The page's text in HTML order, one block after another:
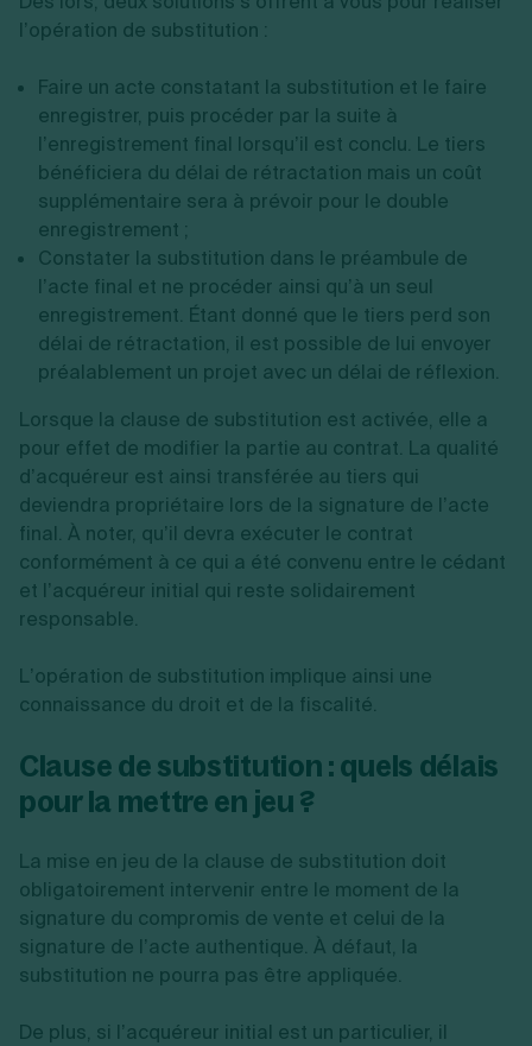
l’opération de substitution :
Faire un acte constatant la substitution et le faire
enregistrer, puis procéder par la suite à
l’enregistrement final lorsqu’il est conclu. Le tiers
bénéficiera du délai de rétractation mais un coût
supplémentaire sera à prévoir pour le double
enregistrement ;
Constater la substitution dans le préambule de
l’acte final et ne procéder ainsi qu’à un seul
enregistrement. Étant donné que le tiers perd son
délai de rétractation, il est possible de lui envoyer
préalablement un projet avec un délai de réflexion.
Lorsque la clause de substitution est activée, elle a
pour effet de modifier la partie au contrat. La qualité
d’acquéreur est ainsi transférée au tiers qui
deviendra propriétaire lors de la signature de l’acte
final. À noter, qu’il devra exécuter le contrat
conformément à ce qui a été convenu entre le cédant
et l’acquéreur initial qui reste solidairement
responsable.
L’opération de substitution implique ainsi une
connaissance du droit et de la fiscalité.
Clause de substitution : quels délais
pour la mettre en jeu ?
La mise en jeu de la clause de substitution doit
obligatoirement intervenir entre le moment de la
signature du compromis de vente et celui de la
signature de l’acte authentique. À défaut, la
substitution ne pourra pas être appliquée.
De plus, si l’acquéreur initial est un particulier, il